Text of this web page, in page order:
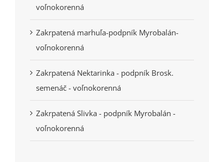
voľnokorenná
Zakrpatená marhuľa-podpník Myrobalán-
voľnokorenná
Zakrpatená Nektarinka - podpník Brosk.
semenáč - voľnokorenná
Zakrpatená Slivka - podpník Myrobalán -
voľnokorenná